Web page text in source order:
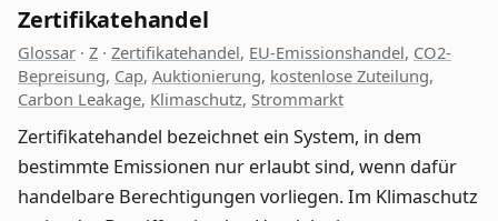
Zertifikatehandel
Glossar · Z · Zertifikatehandel, EU-Emissionshandel, CO2-
Bepreisung, Cap, Auktionierung, kostenlose Zuteilung,
Carbon Leakage, Klimaschutz, Strommarkt
Zertifikatehandel bezeichnet ein System, in dem
bestimmte Emissionen nur erlaubt sind, wenn dafür
handelbare Berechtigungen vorliegen. Im Klimaschutz